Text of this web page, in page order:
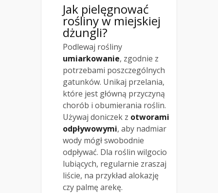
Jak pielęgnować
rośliny w miejskiej
dżungli?
Podlewaj rośliny
umiarkowanie, zgodnie z
potrzebami poszczególnych
gatunków. Unikaj przelania,
które jest główną przyczyną
chorób i obumierania roślin.
Używaj doniczek z otworami
odpływowymi, aby nadmiar
wody mógł swobodnie
odpływać. Dla roślin wilgocio
lubiących, regularnie zraszaj
liście, na przykład alokazję
czy palmę arekę.